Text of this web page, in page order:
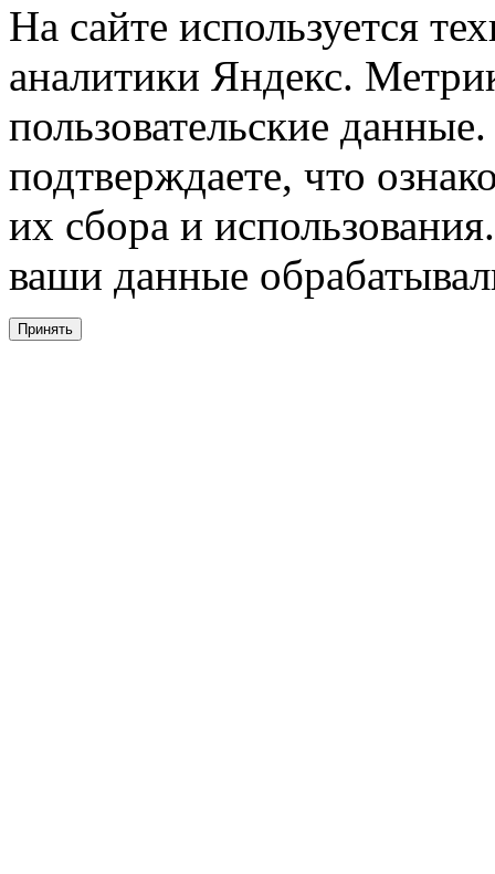
На сайте используется
аналитики Яндекс.
пользовательские
подтверждаете, что
их сбора и
ваши данные
Принять